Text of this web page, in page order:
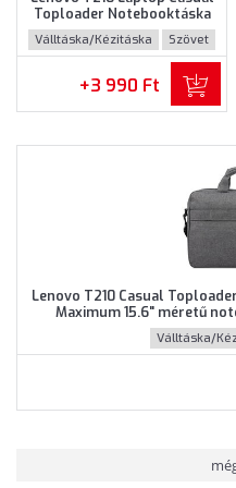
Toploader Notebooktáska
(GX40Q17231) - Maximum
15.6" méretű notebookokhoz
- Szürke színben
Válltáska/Kézitáska Szövet
+3 990 Ft
Lenovo T210 Casual
Maximum 15.6" méretű
Válltáska/